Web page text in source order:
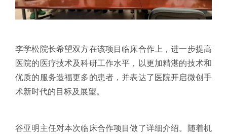
李学松院长希望双方在该项目临床合作上，进一步提高
医院的医疗技术及科研工作水平，以更加精湛的技术和
优质的服务造福更多的患者，并表达了医院开启微创手
术新时代的目标及展望。
谷亚明主任对本次临床合作项目做了详细介绍。随着机